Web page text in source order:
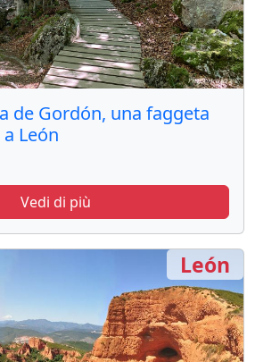
de Gordón, una faggeta
León
Vedi di più
León